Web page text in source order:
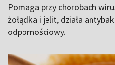
Pomaga przy chorobach
żołądka i jelit, działa
odpornościowy.